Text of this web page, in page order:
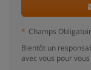
* Champs
Bientôt un
avec vous pour